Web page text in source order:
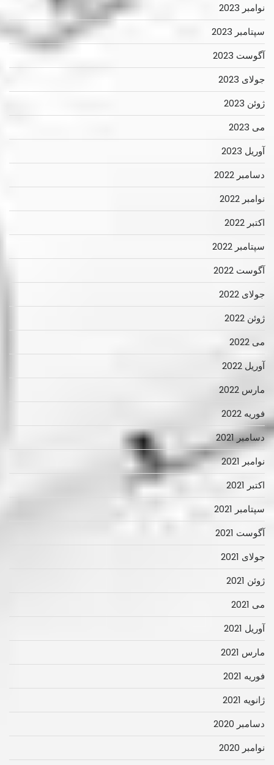
نوامبر 2023
سپتامبر 2023
آگوست 2023
جولای 2023
ژوئن 2023
می 2023
آوریل 2023
دسامبر 2022
نوامبر 2022
اکتبر 2022
سپتامبر 2022
آگوست 2022
جولای 2022
ژوئن 2022
می 2022
آوریل 2022
مارس 2022
فوریه 2022
دسامبر 2021
نوامبر 2021
اکتبر 2021
سپتامبر 2021
آگوست 2021
جولای 2021
ژوئن 2021
می 2021
آوریل 2021
مارس 2021
فوریه 2021
ژانویه 2021
دسامبر 2020
نوامبر 2020